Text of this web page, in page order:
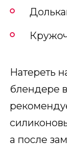
Натереть
блендере
а после